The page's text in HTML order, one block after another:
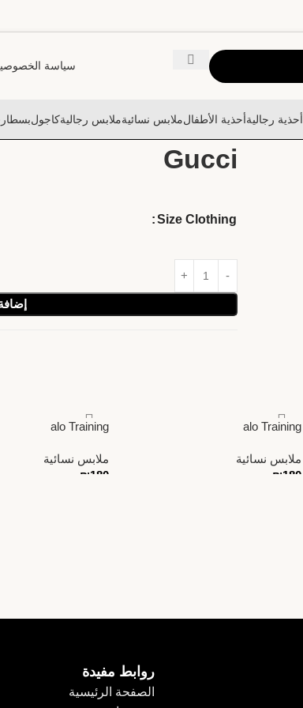
سياسة
أحذية رجاليةأحذية الأطفالملابس نسائيةملابس رجاليةكاجولبسطار
Gucci
Size Clothing
alo Training
ملابس نسائية
₪180
alo Training
ملابس نسائية
₪180
روابط مفيدة
الصفحة الرئيسية